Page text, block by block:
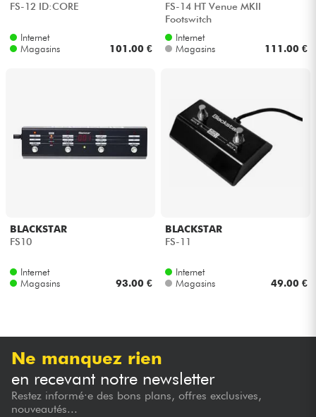
Eclairage
Vents
FS-12 ID:CORE
Internet
Magasins
101.00 €
FS-14 HT Venue MKII
Footswitch
Internet
Magasins
111.00 €
BLACKSTAR
FS10
Internet
Magasins
93.00 €
BLACKSTAR
FS-11
Internet
Magasins
49.00 €
Ne manquez rien
en recevant notre newsletter
Restez informé·e des bons plans, offres exclusives,
nouveautés...